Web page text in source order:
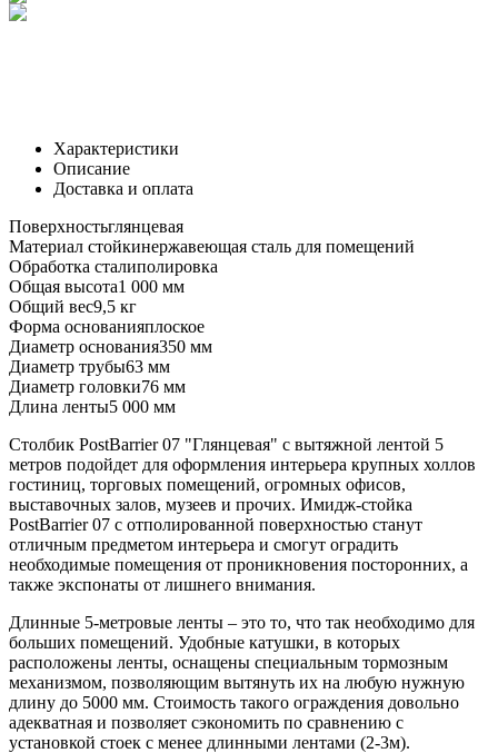
Характеристики
Описание
Доставка и оплата
Поверхностьглянцевая
Материал стойкинержавеющая сталь для помещений
Обработка сталиполировка
Общая высота1 000 мм
Общий вес9,5 кг
Форма основанияплоское
Диаметр основания350 мм
Диаметр трубы63 мм
Диаметр головки76 мм
Длина ленты5 000 мм
Столбик PostBarrier 07 "Глянцевая" с вытяжной лентой 5
метров подойдет для оформления интерьера крупных холлов
гостиниц, торговых помещений, огромных офисов,
выставочных залов, музеев и прочих. Имидж-стойка
PostBarrier 07 с отполированной поверхностью станут
отличным предметом интерьера и смогут оградить
необходимые помещения от проникновения посторонних, а
также экспонаты от лишнего внимания.
Длинные 5-метровые ленты – это то, что так необходимо для
больших помещений. Удобные катушки, в которых
расположены ленты, оснащены специальным тормозным
механизмом, позволяющим вытянуть их на любую нужную
длину до 5000 мм. Стоимость такого ограждения довольно
адекватная и позволяет сэкономить по сравнению с
установкой стоек с менее длинными лентами (2-3м).